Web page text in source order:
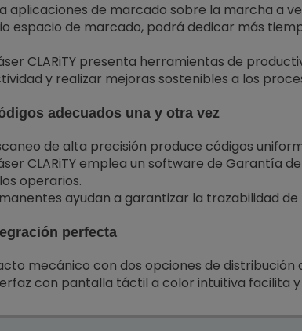
aplicaciones de marcado sobre la marcha a
espacio de marcado, podrá dedicar más
CLARiTY presenta herramientas de
y realizar mejoras sostenibles a los
adecuados una y otra vez
de alta precisión produce códigos
CLARiTY emplea un software de Garantía
operarios.
ayudan a garantizar la trazabilidad
perfecta
mecánico con dos opciones de distribución
con pantalla táctil a color intuitiva facilita